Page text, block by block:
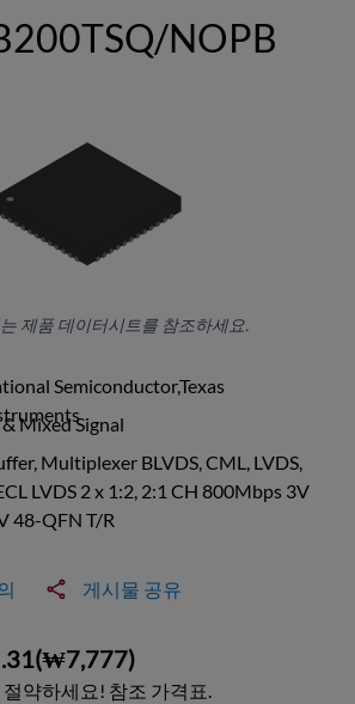
NOPB
제품 데이터시트를 참조하세요.
Semiconductor,Texas
Mixed Signal
Multiplexer BLVDS, CML, LVDS,
LVDS 2 x 1:2, 2:1 CH 800Mbps 3V
48-QFN T/R
게시물 공유
(₩7,777)
약하세요! 참조 가격표.